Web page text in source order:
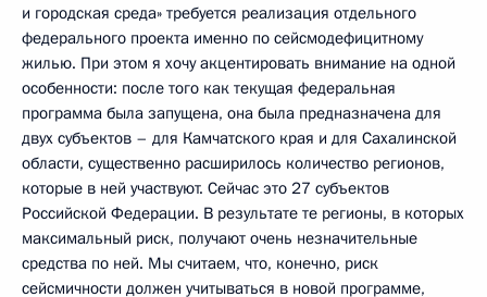
и городская среда» требуется реализация отдельного
федерального проекта именно по сейсмодефицитному
жилью. При этом я хочу акцентировать внимание на одной
особенности: после того как текущая федеральная
программа была запущена, она была предназначена для
двух субъектов – для Камчатского края и для Сахалинской
области, существенно расширилось количество регионов,
которые в ней участвуют. Сейчас это 27 субъектов
Российской Федерации. В результате те регионы, в которых
максимальный риск, получают очень незначительные
средства по ней. Мы считаем, что, конечно, риск
сейсмичности должен учитываться в новой программе,